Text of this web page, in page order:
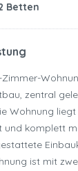
Betten
zentral
Wohnung
und komplett
ist mit